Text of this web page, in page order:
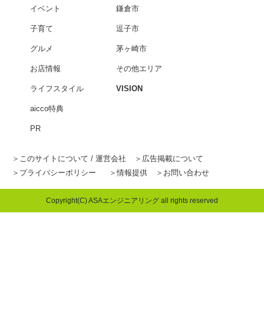
イベント
子育て
グルメ
お店情報
ライフスタイル
aicco特典
PR
鎌倉市
逗子市
茅ヶ崎市
その他エリア
VISION
このサイトについて / 運営会社
広告掲載について
プライバシーポリシー
情報提供 お問い合わせ
Copyright(C) ASAエンジニアリング all rights reserved